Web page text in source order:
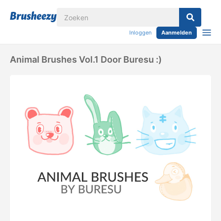
Inloggen Aanmelden
Animal Brushes Vol.1 Door Buresu :)